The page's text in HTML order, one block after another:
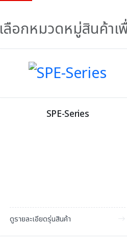
เลือกหมวดหมู่สินค้าเ
SPE-Series
ดูรายละเอียดรุ่นสินค้า